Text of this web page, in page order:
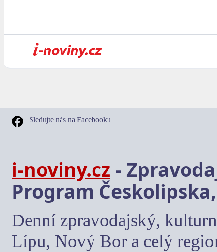
Sledujte nás na Facebooku
i-noviny.cz -
Program
Denní zpravodajský,
Lípu, Nový Bor a celý